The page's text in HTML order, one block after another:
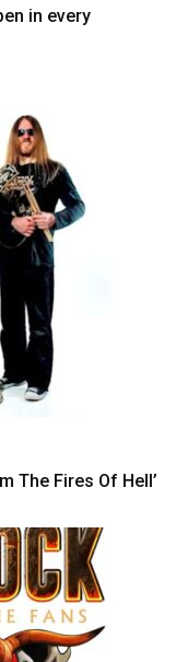
in every
The Fires Of Hell’